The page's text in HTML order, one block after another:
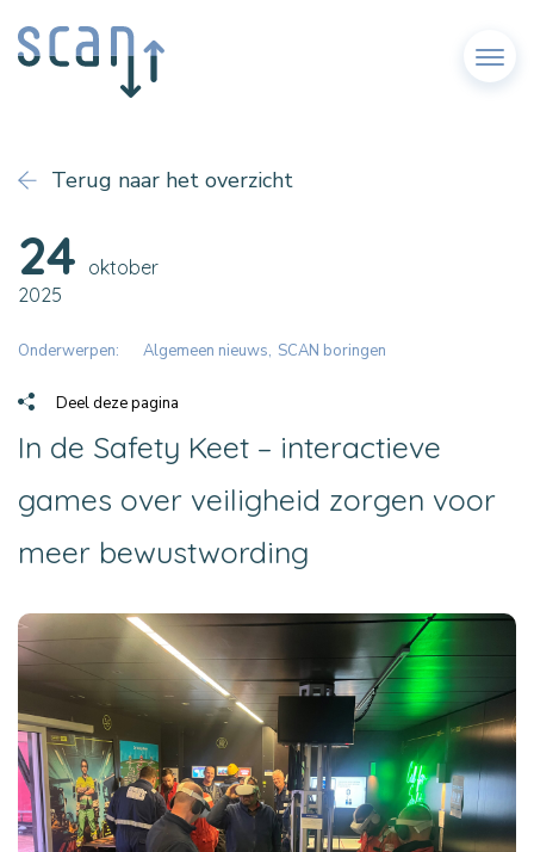
Menu
Terug naar het overzicht
24 oktober
2025
Onderwerpen: Algemeen nieuws SCAN boringen
Deel deze pagina
In de Safety Keet – interactieve
games over veiligheid zorgen voor
meer bewustwording